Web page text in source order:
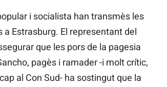
i socialista han transmès les
Estrasburg. El representant del
que les pors de la pagesia
pagès i ramader -i molt crític,
al Con Sud- ha sostingut que la